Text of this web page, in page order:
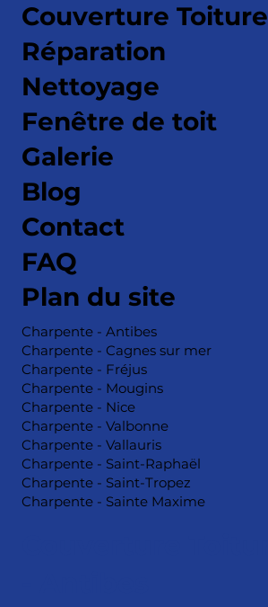
Couverture Toiture
Réparation
Nettoyage
Fenêtre de toit
Galerie
Blog
Contact
FAQ
Plan du site
Charpente - Antibes
Charpente - Cagnes sur mer
Charpente - Fréjus
Charpente - Mougins
Charpente - Nice
Charpente - Valbonne
Charpente - Vallauris
Charpente - Saint-Raphaël
Charpente - Saint-Tropez
Charpente - Sainte Maxime